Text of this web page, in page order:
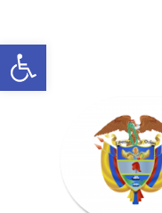
Abrir barra de